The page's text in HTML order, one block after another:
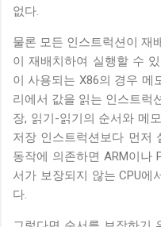
없다.
물론 모든 인스트럭션이 재
이 재배치하여 실행할 수
이 사용되는 X86의 경우 메
리에서 값을 읽는 인스트럭
장, 읽기-읽기의 순서와 메
저장 인스트럭션보다 먼저
동작에 의존하면 ARM이나
서가 보장되지 않는 CPU에
다.